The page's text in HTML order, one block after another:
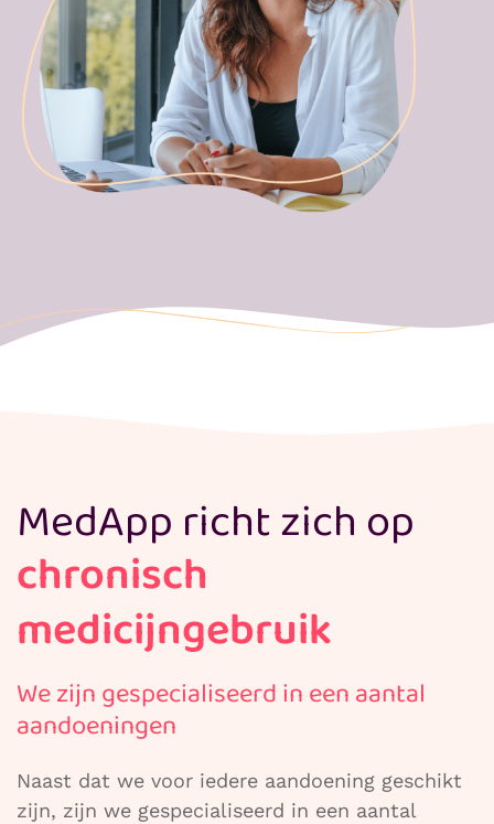
MedApp richt zich op
chronisch
medicijngebruik
We zijn gespecialiseerd in een aantal
aandoeningen
Naast dat we voor iedere aandoening geschikt
zijn, zijn we gespecialiseerd in een aantal